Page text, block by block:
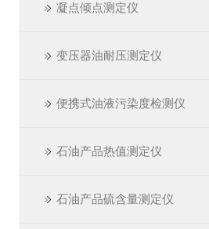
凝点倾点测定仪
变压器油耐压测定仪
便携式油液污染度检测仪
石油产品热值测定仪
石油产品硫含量测定仪